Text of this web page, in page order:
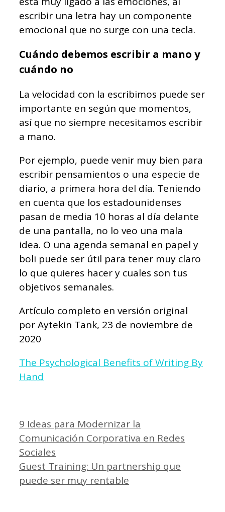
escribir una letra hay un componente
emocional que no surge con una tecla.
Cuándo debemos escribir a mano y
cuándo no
La velocidad con la escribimos puede ser
importante en según que momentos,
así que no siempre necesitamos escribir
a mano.
Por ejemplo, puede venir muy bien para
escribir pensamientos o una especie de
diario, a primera hora del día. Teniendo
en cuenta que los estadounidenses
pasan de media 10 horas al día delante
de una pantalla, no lo veo una mala
idea. O una agenda semanal en papel y
boli puede ser útil para tener muy claro
lo que quieres hacer y cuales son tus
objetivos semanales.
Artículo completo en versión original
por Aytekin Tank, 23 de noviembre de
2020
The Psychological Benefits of Writing By
Hand
9 Ideas para Modernizar la
Comunicación Corporativa en Redes
Sociales
Guest Training: Un partnership que
puede ser muy rentable